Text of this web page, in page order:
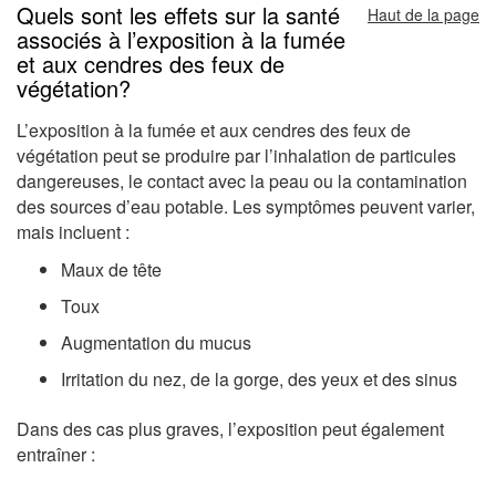
Quels sont les effets sur la santé
associés à l’exposition à la fumée
et aux cendres des feux de
végétation?
Haut de la page
L’exposition à la fumée et aux cendres des feux de
végétation peut se produire par l’inhalation de particules
dangereuses, le contact avec la peau ou la contamination
des sources d’eau potable. Les symptômes peuvent varier,
mais incluent :
Maux de tête
Toux
Augmentation du mucus
Irritation du nez, de la gorge, des yeux et des sinus
Dans des cas plus graves, l’exposition peut également
entraîner :